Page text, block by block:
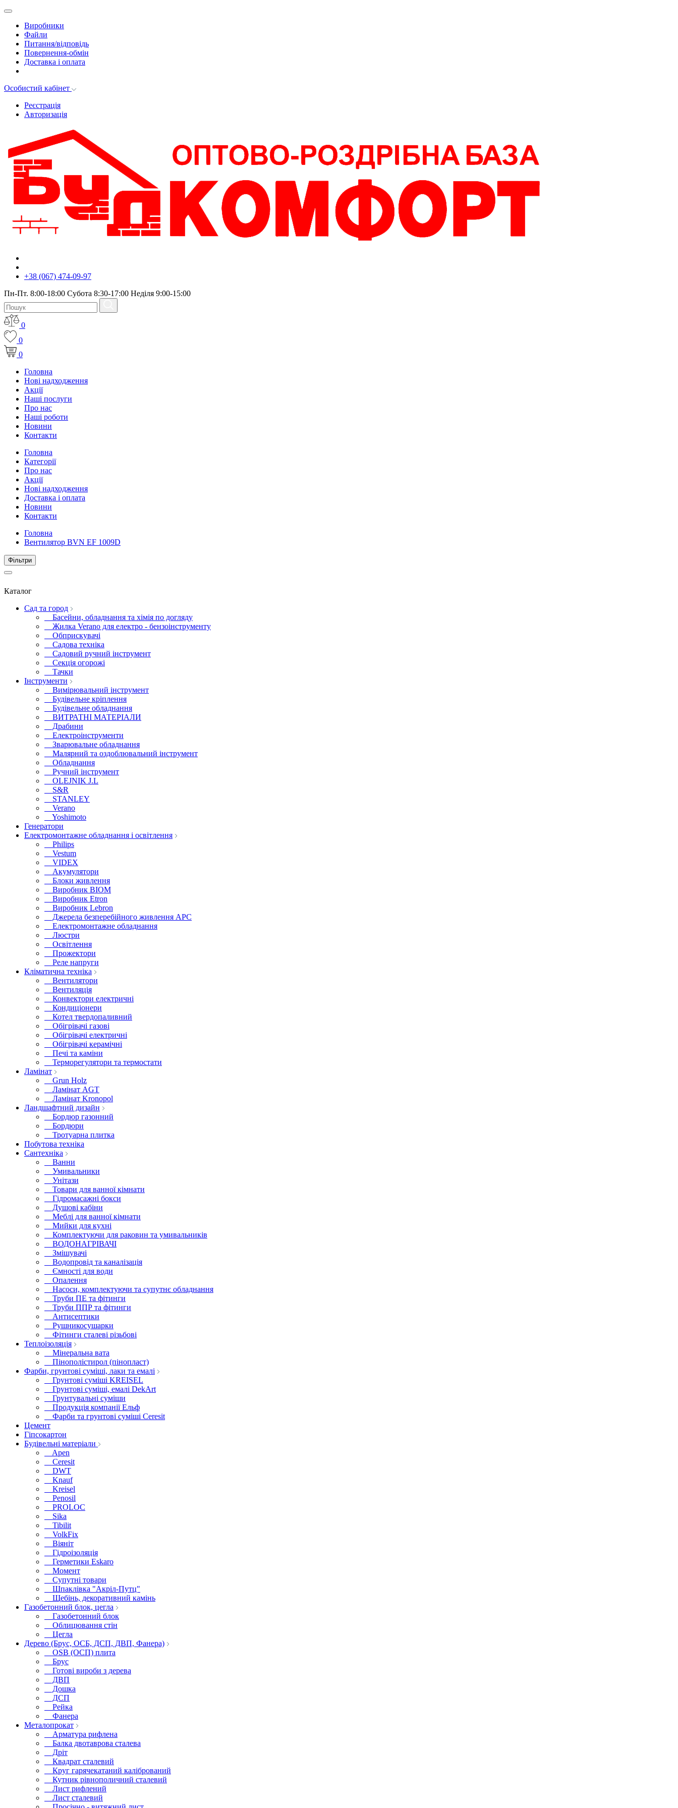
Виробники
Файли
Питання/відповідь
Повернення-обмін
Доставка і оплата
Особистий кабінет
Реєстрація
Авторизація
+38 (067) 474-09-97
Пн-Пт. 8:00-18:00 Субота 8:30-17:00 Неділя 9:00-15:00
0
0
0
Головна
Нові надходження
Акції
Наші послуги
Про нас
Наші роботи
Новини
Контакти
Головна
Категорії
Про нас
Акції
Нові надходження
Доставка і оплата
Новини
Контакти
Головна
Вентилятор BVN EF 1009D
Фiльтри
Каталог
Сад та город
Басейни, обладнання та хімія по догляду
Жилка Verano для електро - бензоінструменту
Обприскувачі
Садова техніка
Садовий ручний інструмент
Секція огорожі
Тачки
Інструменти
Вимірювальний інструмент
Будівельне кріплення
Будівельне обладнання
ВИТРАТНІ МАТЕРІАЛИ
Драбини
Електроінструменти
Зварювальне обладнання
Малярний та оздоблювальний інструмент
Обладнання
Ручний інструмент
OLEJNIK J.L
S&R
STANLEY
Verano
Yoshimoto
Генератори
Електромонтажне обладнання і освітлення
Philips
Vestum
VIDEX
Акумулятори
Блоки живлення
Виробник BIOM
Виробник Etron
Виробник Lebron
Джерела безперебійного живлення APC
Електромонтажне обладнання
Люстри
Освітлення
Прожектори
Реле напруги
Кліматична техніка
Вентилятори
Вентиляція
Конвектори електричні
Кондиціонери
Котел твердопаливний
Обігрівачі газові
Обігрівачі електричні
Обігрівачі керамічні
Печі та каміни
Терморегулятори та термостати
Ламінат
Grun Holz
Ламінат AGT
Ламінат Kronopol
Ландшафтний дизайн
Бордюр газонний
Бордюри
Тротуарна плитка
Побутова техніка
Сантехніка
Ванни
Умивальники
Унітази
Товари для ванної кімнати
Гідромасажні бокси
Душові кабіни
Меблі для ванної кімнати
Мийки для кухні
Комплектуючи для раковин та умивальників
ВОДОНАГРІВАЧІ
Змішувачі
Водопровід та каналізація
Ємності для води
Опалення
Насоси, комплектуючи та супутнє обладнання
Труби ПЕ та фітинги
Труби ППР та фітинги
Антисептики
Рушникосушарки
Фітинги сталеві різьбові
Теплоізоляція
Мінеральна вата
Пінополістирол (пінопласт)
Фарби, грунтові суміші, лаки та емалі
Грунтові суміші KREISEL
Грунтові суміші, емалі DekArt
Грунтувальні суміши
Продукція компанії Ельф
Фарби та грунтові суміші Ceresit
Цемент
Гіпсокартон
Будівельні матеріали
Apen
Ceresit
DWT
Knauf
Kreisel
Penosil
PROLOC
Sika
Tibilit
VolkFix
Віяніт
Гідроізоляція
Герметики Eskaro
Момент
Супутні товари
Шпаклівка "Акріл-Путц"
Щебінь, декоративний камінь
Газобетонний блок, цегла
Газобетонний блок
Облицювання стін
Цегла
Дерево (Брус, ОСБ, ДСП, ДВП, Фанера)
OSB (ОСП) плита
Брус
Готові вироби з дерева
ДВП
Дошка
ДСП
Рейка
Фанера
Металопрокат
Арматура рифлена
Балка двотаврова сталева
Дріт
Квадрат сталевий
Круг гарячекатаний калібрований
Кутник рівнополичний сталевий
Лист рифлений
Лист сталевий